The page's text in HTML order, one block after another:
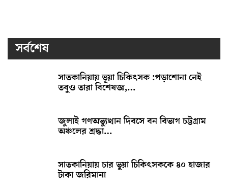
সর্বশেষ
সাতকানিয়ায় ভূয়া চিকিৎসক :পড়াশোনা নেই
তবুও তারা বিশেষজ্ঞ,…
জুলাই গণঅভ্যুত্থান দিবসে বন বিভাগ চট্টগ্রাম
অঞ্চলের শ্রদ্ধা…
সাতকানিয়ায় চার ভুয়া চিকিৎসককে ৪০ হাজার
টাকা জরিমানা